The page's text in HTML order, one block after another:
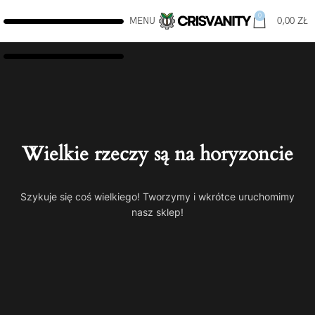
MENU 0 0,00 ZŁ
Wielkie rzeczy są na horyzoncie
Szykuje się coś wielkiego! Tworzymy i wkrótce uruchomimy
nasz sklep!